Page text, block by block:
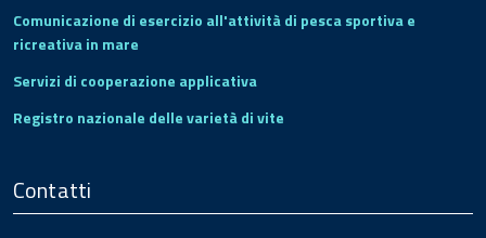
Comunicazione di esercizio all'attività di pesca sportiva e
ricreativa in mare
Servizi di cooperazione applicativa
Registro nazionale delle varietà di vite
Contatti